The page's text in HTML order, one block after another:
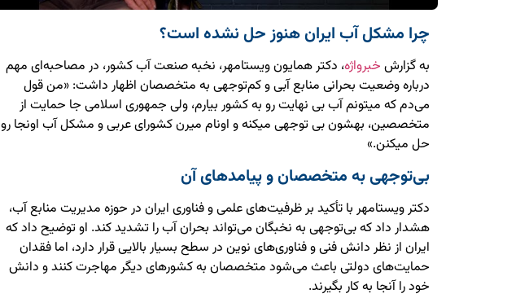
چرا مشکل آب ایران هنوز حل نشده است؟
به گزارش خبرواژه، دکتر همایون ویستامهر، نخبه صنعت آب کشور، در مصاحبه‌ای مهم
درباره وضعیت بحرانی منابع آبی و کم‌توجهی به متخصصان اظهار داشت: «من قول
می‌دم که میتونم آب بی نهایت رو به کشور بیارم، ولی جمهوری اسلامی جا حمایت از
متخصصین، بهشون بی توجهی میکنه و اونام میرن کشورای عربی و مشکل آب اونجا رو
حل میکنن.»
بی‌توجهی به متخصصان و پیامدهای آن
دکتر ویستامهر با تأکید بر ظرفیت‌های علمی و فناوری ایران در حوزه مدیریت منابع آب،
هشدار داد که بی‌توجهی به نخبگان می‌تواند بحران آب را تشدید کند. او توضیح داد که
ایران از نظر دانش فنی و فناوری‌های نوین در سطح بسیار بالایی قرار دارد، اما فقدان
حمایت‌های دولتی باعث می‌شود متخصصان به کشورهای دیگر مهاجرت کنند و دانش
خود را آنجا به کار بگیرند.